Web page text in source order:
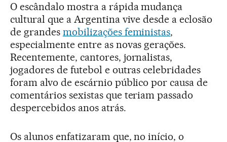
O escândalo mostra a rápida mudança
cultural que a Argentina vive desde a eclosão
de grandes mobilizações feministas,
especialmente entre as novas gerações.
Recentemente, cantores, jornalistas,
jogadores de futebol e outras celebridades
foram alvo de escárnio público por causa de
comentários sexistas que teriam passado
despercebidos anos atrás.
Os alunos enfatizaram que, no início, o